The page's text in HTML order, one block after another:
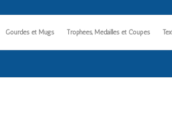
Gourdes et Mugs Trophées, Médailles et Coupes